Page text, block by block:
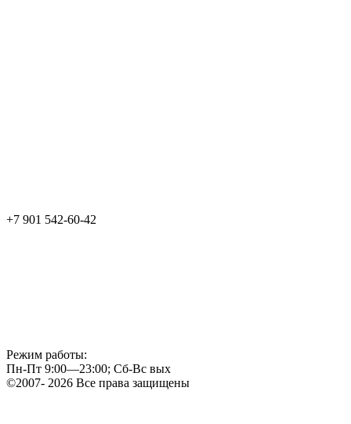
+7 901 542-60-42
Режим работы:
Пн-Пт 9:00—23:00; Сб-Вс вых
©2007- 2026 Все права защищены